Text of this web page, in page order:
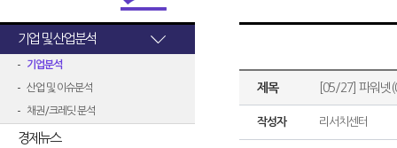
기업 및 산업분석
기업분석
산업 및 이슈분석
채권/크레딧 분석
경제뉴스
제목 [05/27] 파워넷
작성자 리서치센터